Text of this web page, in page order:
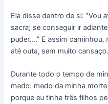
Ela disse dentro de si: “Vou
sacra; se conseguir ir
puder….” E assim caminhou,
até outa, sem muito cansaço.
Durante todo o tempo de
medo: medo da minha
porque eu tinha três filhos